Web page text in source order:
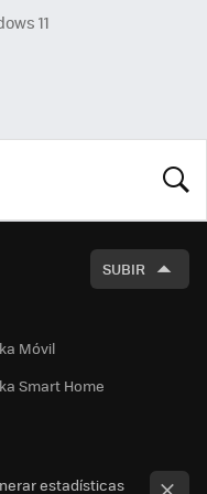
11
SUBIR
Móvil
Smart Home
estadísticas